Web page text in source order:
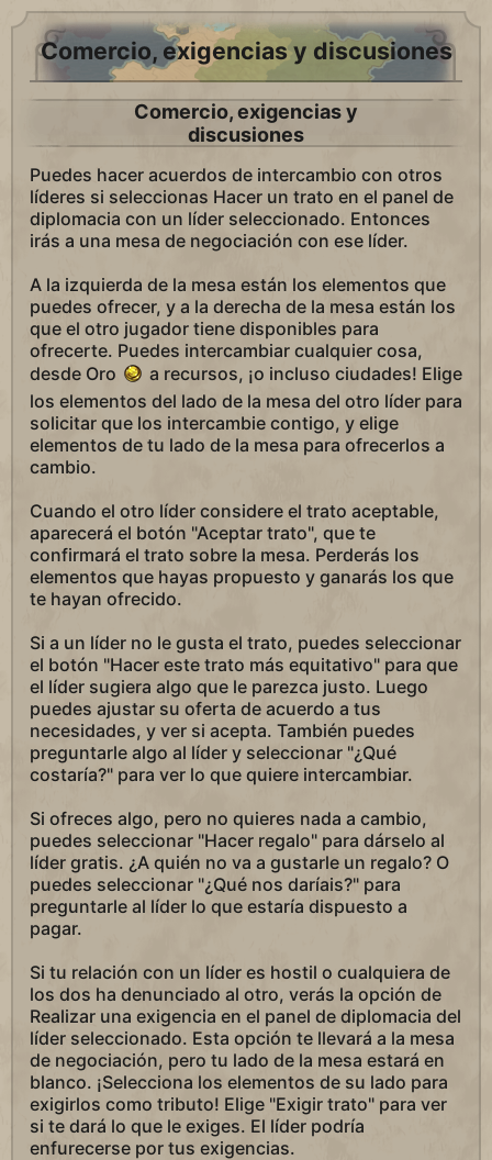
Comercio, exigencias y discusiones
Comercio, exigencias y
discusiones
Puedes hacer acuerdos de intercambio con otros
líderes si seleccionas Hacer un trato en el panel de
diplomacia con un líder seleccionado. Entonces
irás a una mesa de negociación con ese líder.
A la izquierda de la mesa están los elementos que
puedes ofrecer, y a la derecha de la mesa están los
que el otro jugador tiene disponibles para
ofrecerte. Puedes intercambiar cualquier cosa,
desde Oro
a recursos, ¡o incluso ciudades! Elige
los elementos del lado de la mesa del otro líder para
solicitar que los intercambie contigo, y elige
elementos de tu lado de la mesa para ofrecerlos a
cambio.
Cuando el otro líder considere el trato aceptable,
aparecerá el botón "Aceptar trato", que te
confirmará el trato sobre la mesa. Perderás los
elementos que hayas propuesto y ganarás los que
te hayan ofrecido.
Si a un líder no le gusta el trato, puedes seleccionar
el botón "Hacer este trato más equitativo" para que
el líder sugiera algo que le parezca justo. Luego
puedes ajustar su oferta de acuerdo a tus
necesidades, y ver si acepta. También puedes
preguntarle algo al líder y seleccionar "¿Qué
costaría?" para ver lo que quiere intercambiar.
Si ofreces algo, pero no quieres nada a cambio,
puedes seleccionar "Hacer regalo" para dárselo al
líder gratis. ¿A quién no va a gustarle un regalo? O
puedes seleccionar "¿Qué nos daríais?" para
preguntarle al líder lo que estaría dispuesto a
pagar.
Si tu relación con un líder es hostil o cualquiera de
los dos ha denunciado al otro, verás la opción de
Realizar una exigencia en el panel de diplomacia del
líder seleccionado. Esta opción te llevará a la mesa
de negociación, pero tu lado de la mesa estará en
blanco. ¡Selecciona los elementos de su lado para
exigirlos como tributo! Elige "Exigir trato" para ver
si te dará lo que le exiges. El líder podría
enfurecerse por tus exigencias.